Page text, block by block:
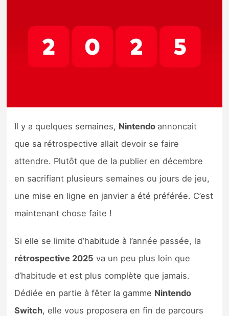
Tests et previews
Autres tests
Précommandes
Précommandes jeux Switch 2
Sorties de jeux
Bons plans
Il y a quelques semaines, Nintendo annoncait
que sa rétrospective allait devoir se faire
attendre. Plutôt que de la publier en décembre
en sacrifiant plusieurs semaines ou jours de jeu,
une mise en ligne en janvier a été préférée. C’est
maintenant chose faite !
Si elle se limite d’habitude à l’année passée, la
rétrospective 2025 va un peu plus loin que
d’habitude et est plus complète que jamais.
Dédiée en partie à fêter la gamme Nintendo
Switch, elle vous proposera en fin de parcours